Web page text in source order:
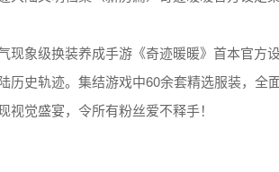
现象级换装养成手游《奇迹暖暖》首本官方
历史轨迹。集结游戏中60余套精选服装，全
视觉盛宴，令所有粉丝爱不释手！